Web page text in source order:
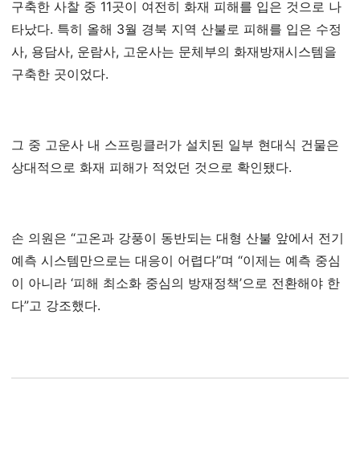
구축한 사찰 중 11곳이 여전히 화재 피해를 입은 것으로 나
타났다. 특히 올해 3월 경북 지역 산불로 피해를 입은 수정
사, 용담사, 운람사, 고운사는 문체부의 화재방재시스템을
구축한 곳이었다.
그 중 고운사 내 스프링클러가 설치된 일부 현대식 건물은
상대적으로 화재 피해가 적었던 것으로 확인됐다.
손 의원은 “고온과 강풍이 동반되는 대형 산불 앞에서 전기
예측 시스템만으로는 대응이 어렵다”며 “이제는 예측 중심
이 아니라 ‘피해 최소화 중심의 방재정책’으로 전환해야 한
다”고 강조했다.